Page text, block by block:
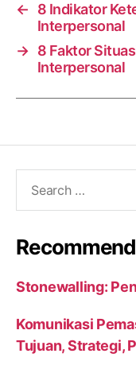
←
8 Indikator
Interpersonal
→ 8 Faktor
Interpersonal
Stonewalling:
Komunikasi
Tujuan, Strategi,